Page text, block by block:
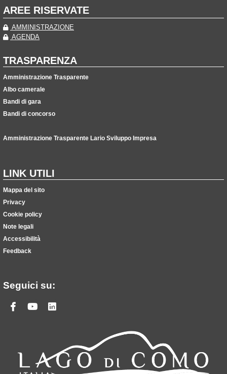
AREE RISERVATE
AMMINISTRAZIONE
AGENDA
TRASPARENZA
Amministrazione Trasparente
Albo camerale
Bandi di gara
Bandi di concorso
Amministrazione Trasparente Lario Sviluppo Impresa
LINK UTILI
Mappa del sito
Privacy
Cookie policy
Note legali
Accessibilità
Feedback
Seguici su:
Facebook
Youtube